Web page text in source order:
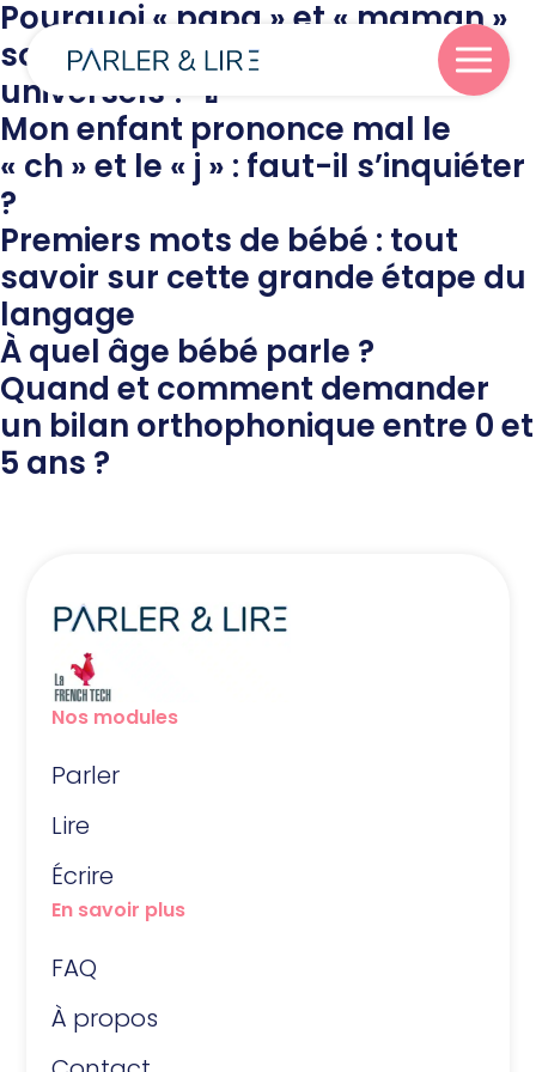
Parler
Lire
Écrire
Blog
Pourquoi « papa » et « maman »
sont les premiers mots
universels ? 🍼
Mon enfant prononce mal le
« ch » et le « j » : faut-il s’inquiéter
?
Premiers mots de bébé : tout
savoir sur cette grande étape du
langage
À quel âge bébé parle ?
Quand et comment demander
un bilan orthophonique entre 0 et
5 ans ?
Nos modules
Parler
Lire
Écrire
En savoir plus
FAQ
À propos